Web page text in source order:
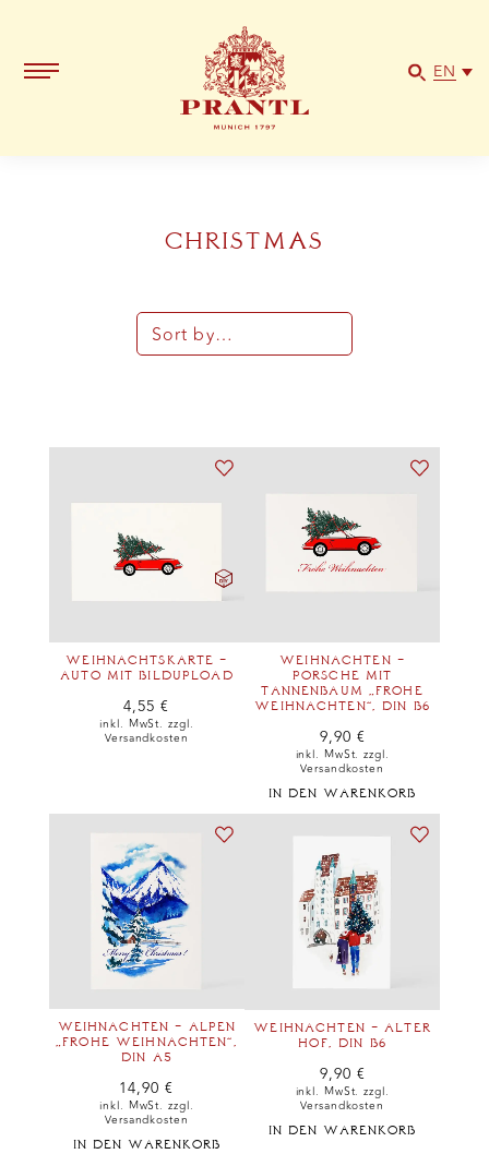
EN
CHRISTMAS
WEIHNACHTSKARTE –
AUTO MIT BILDUPLOAD
4,55€
inkl. MwSt. zzgl.
Versandkosten
WEIHNACHTEN –
PORSCHE MIT
TANNENBAUM „FROHE
WEIHNACHTEN“, DIN B6
9,90 €
inkl. MwSt. zzgl.
Versandkosten
IN DEN WARENKORB
WEIHNACHTEN – ALPEN
„FROHE WEIHNACHTEN“,
DIN A5
14,90€
inkl. MwSt. zzgl.
Versandkosten
IN DEN WARENKORB
WEIHNACHTEN – ALTER
HOF, DIN B6
9,90 €
inkl. MwSt. zzgl.
Versandkosten
IN DEN WARENKORB